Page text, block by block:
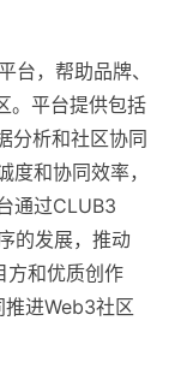
台，帮助品牌、
。平台提供包括
分析和社区协同
和协同效率，
通过CLUB3
的发展，推动
方和优质创作
进Web3社区